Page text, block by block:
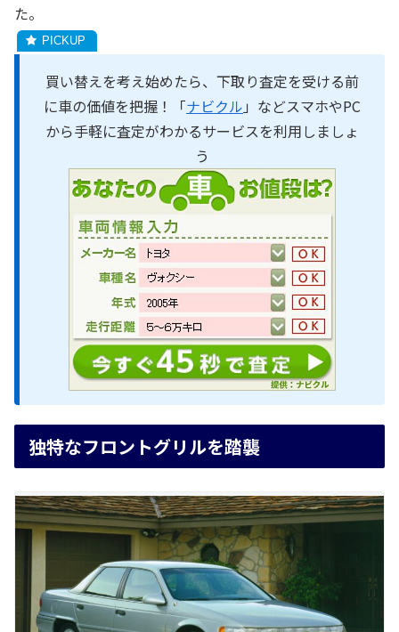
た。
買い替えを考え始めたら、下取り査定を受ける前
に車の価値を把握！「ナビクル 」などスマホやPC
から手軽に査定がわかるサービスを利用しましょ
う
独特なフロントグリルを踏襲